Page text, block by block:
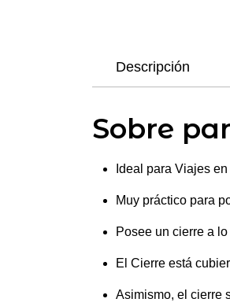
Descripción
Sobre
Ideal para Viajes
Muy práctico para
Posee un cierre a
El Cierre está
Asimismo, el cierre